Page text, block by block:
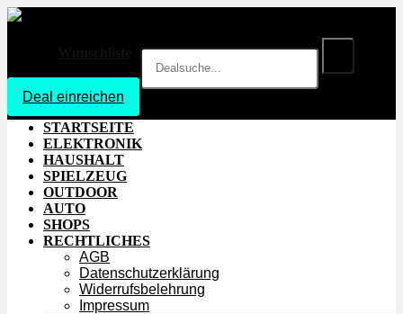
Deal einreichen
STARTSEITE
ELEKTRONIK
HAUSHALT
SPIELZEUG
OUTDOOR
AUTO
SHOPS
RECHTLICHES
AGB
Datenschutzerklärung
Widerrufsbelehrung
Impressum